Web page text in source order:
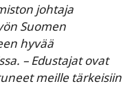
johtaja
Suomen
hyvää
– Edustajat ovat
meille tärkeisiin